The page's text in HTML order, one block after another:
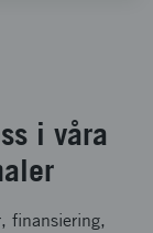
i våra
finansiering,